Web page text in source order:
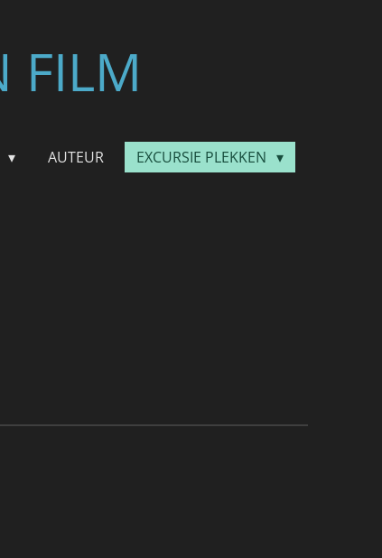
FILM
AUTEUR
EXCURSIE PLEKKEN